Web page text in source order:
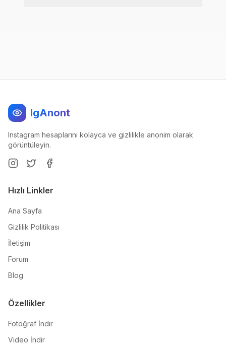
IgAnont
Instagram hesaplarını kolayca ve gizlilikle anonim olarak
görüntüleyin.
Hızlı Linkler
Ana Sayfa
Gizlilik Politikası
İletişim
Forum
Blog
Özellikler
Fotoğraf İndir
Video İndir